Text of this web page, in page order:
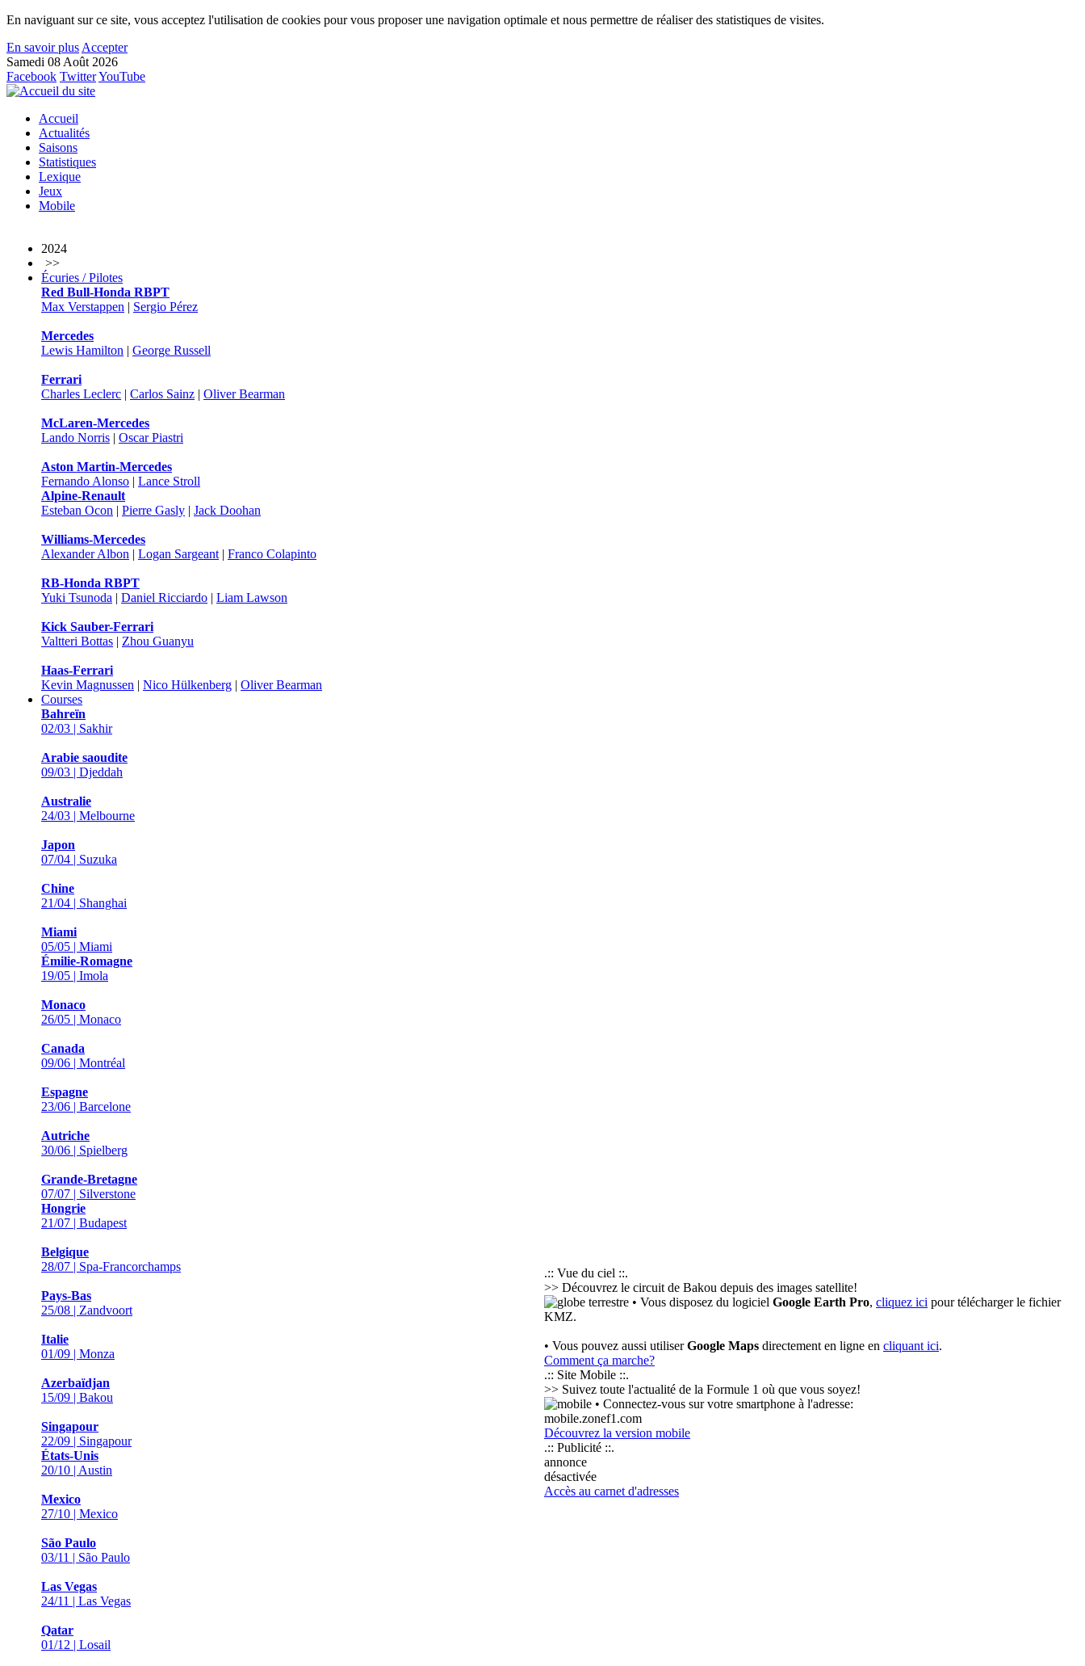
En naviguant sur ce site, vous acceptez l'utilisation de cookies pour vous proposer une navigation optimale et nous permettre de réaliser des statistiques de visites.
En savoir plus Accepter
Samedi 08 Août 2026
Facebook TwitterYouTube
Accueil
Actualités
Saisons
Statistiques
Lexique
Jeux
Mobile
2024
>>
Écuries / Pilotes
Red Bull-Honda RBPT
Max Verstappen | Sergio Pérez
Mercedes
Lewis Hamilton | George Russell
Ferrari
Charles Leclerc | Carlos Sainz | Oliver Bearman
McLaren-Mercedes
Lando Norris | Oscar Piastri
Aston Martin-Mercedes
Fernando Alonso | Lance Stroll
Alpine-Renault
Esteban Ocon | Pierre Gasly | Jack Doohan
Williams-Mercedes
Alexander Albon | Logan Sargeant | Franco Colapinto
RB-Honda RBPT
Yuki Tsunoda | Daniel Ricciardo | Liam Lawson
Kick Sauber-Ferrari
Valtteri Bottas | Zhou Guanyu
Haas-Ferrari
Kevin Magnussen | Nico Hülkenberg | Oliver Bearman
Courses
Bahreïn
02/03 | Sakhir
Arabie saoudite
09/03 | Djeddah
Australie
24/03 | Melbourne
Japon
07/04 | Suzuka
Chine
21/04 | Shanghai
Miami
05/05 | Miami
Émilie-Romagne
19/05 | Imola
Monaco
26/05 | Monaco
Canada
09/06 | Montréal
Espagne
23/06 | Barcelone
Autriche
30/06 | Spielberg
Grande-Bretagne
07/07 | Silverstone
Hongrie
21/07 | Budapest
Belgique
28/07 | Spa-Francorchamps
Pays-Bas
25/08 | Zandvoort
Italie
01/09 | Monza
Azerbaïdjan
15/09 | Bakou
Singapour
22/09 | Singapour
États-Unis
20/10 | Austin
Mexico
27/10 | Mexico
São Paulo
03/11 | São Paulo
Las Vegas
24/11 | Las Vegas
Qatar
01/12 | Losail
.:: Vue du ciel ::.
>> Découvrez le circuit de Bakou depuis des images satellite!
• Vous disposez du logiciel Google Earth Pro, cliquez ici pour télécharger le fichier
KMZ.
• Vous pouvez aussi utiliserGoogle Maps directement en ligne en cliquant ici.
Comment ça marche?
.:: Site Mobile ::.
>> Suivez toute l'actualité de la Formule 1 où que vous soyez!
• Connectez-vous sur votre smartphone à l'adresse:
mobile.zonef1.com
Découvrez la version mobile
.:: Publicité ::.
annonce
désactivée
Accès au carnet d'adresses